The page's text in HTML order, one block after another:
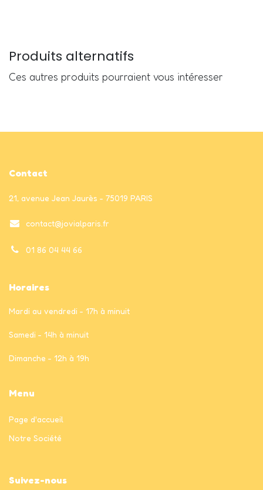
Produits alternatifs
Ces autres produits pourraient vous intéresser
Contact
21, avenue Jean Jaurès - 75019 PARIS
contact@jovialparis.fr
01 86 04 44 66
Horaires
Mardi au vendredi - 17h à minuit
Samedi - 14h à minuit
Dimanche - 12h à 19h
Menu
Page d'accueil
Notre Société
Suivez-nous